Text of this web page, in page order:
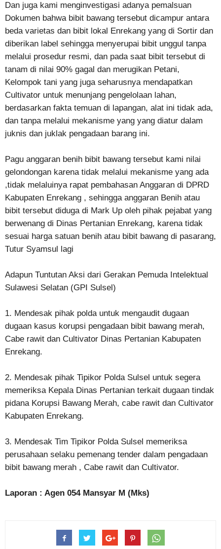
Dan juga kami menginvestigasi adanya pemalsuan
Dokumen bahwa bibit bawang tersebut dicampur antara
beda varietas dan bibit lokal Enrekang yang di Sortir dan
diberikan label sehingga menyerupai bibit unggul tanpa
melalui prosedur resmi, dan pada saat bibit tersebut di
tanam di nilai 90% gagal dan merugikan Petani,
Kelompok tani yang juga seharusnya mendapatkan
Cultivator untuk menunjang pengelolaan lahan,
berdasarkan fakta temuan di lapangan, alat ini tidak ada,
dan tanpa melalui mekanisme yang yang diatur dalam
juknis dan juklak pengadaan barang ini.
Pagu anggaran benih bibit bawang tersebut kami nilai
gelondongan karena tidak melalui mekanisme yang ada
,tidak melaluinya rapat pembahasan Anggaran di DPRD
Kabupaten Enrekang , sehingga anggaran Benih atau
bibit tersebut diduga di Mark Up oleh pihak pejabat yang
berwenang di Dinas Pertanian Enrekang, karena tidak
sesuai harga satuan benih atau bibit bawang di pasarang,
Tutur Syamsul lagi
Adapun Tuntutan Aksi dari Gerakan Pemuda Intelektual
Sulawesi Selatan (GPI Sulsel)
1. Mendesak pihak polda untuk mengaudit dugaan
dugaan kasus korupsi pengadaan bibit bawang merah,
Cabe rawit dan Cultivator Dinas Pertanian Kabupaten
Enrekang.
2. Mendesak pihak Tipikor Polda Sulsel untuk segera
memeriksa Kepala Dinas Pertanian terkait dugaan tindak
pidana Korupsi Bawang Merah, cabe rawit dan Cultivator
Kabupaten Enrekang.
3. Mendesak Tim Tipikor Polda Sulsel memeriksa
perusahaan selaku pemenang tender dalam pengadaan
bibit bawang merah , Cabe rawit dan Cultivator.
Laporan : Agen 054 Mansyar M (Mks)